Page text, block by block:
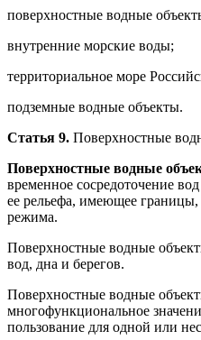
поверхностные водные
внутренние морские воды;
территориальное море
подземные водные объекты.
Статья 9. Поверхностные
Поверхностные водные
временное сосредоточение
ее рельефа, имеющее
режима.
Поверхностные водные
вод, дна и берегов.
Поверхностные водные
многофункциональное
пользование для одной или